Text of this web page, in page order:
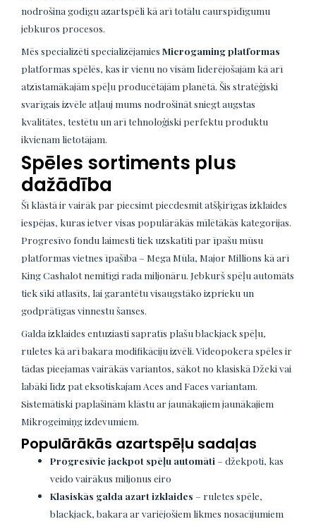
nodrošina godīgu azartspēli kā arī totālu caurspīdīgumu
jebkuros procesos.
Mēs specializēti specializējamies Microgaming platformas
platformas spēlēs, kas ir vienu no visām līderējošajām kā arī
atzīstamākajām spēļu producētājām planētā. Šis stratēģiski
svarīgais izvēle atļauj mums nodrošināt sniegt augstas
kvalitātes, testētu un arī tehnoloģiski perfektu produktu
ikvienam lietotājam.
Spēles sortiments plus
dažādība
Šī klāstā ir vairāk par piecsimt piecdesmit atšķirīgas izklaides
iespējas, kuras ietver visas populārākās mīlētākās kategorijas.
Progresīvo fondu laimesti tiek uzskatīti par īpašu mūsu
platformas vietnes īpašība – Mega Mūla, Major Millions kā arī
King Cashalot nemitīgi rada miljonāru. Jebkurš spēļu automāts
tiek sīki atlasīts, lai garantētu visaugstāko izprieku un
godprātīgas vinnestu šanses.
Galda izklaides entuziasti sapratīs plašu blackjack spēļu,
ruletes kā arī bakara modifikāciju izvēli. Videopokera spēles ir
tādas pieejamas vairākās variantos, sākot no klasiskā Džeki vai
labāki līdz pat eksotiskajam Aces and Faces variantam.
Sistemātiski paplašinām klāstu ar jaunākajiem jaunākajiem
Mikrogeimiņg izdevumiem.
Populārākās azartspēļu sadaļas
Progresīvie jackpot spēļu automāti – džekpoti, kas
veido vairākus miljonus eiro
Klasiskās galda azart izklaides – ruletes spēle,
blackjack, bakara ar variējošiem likmes nosacījumiem